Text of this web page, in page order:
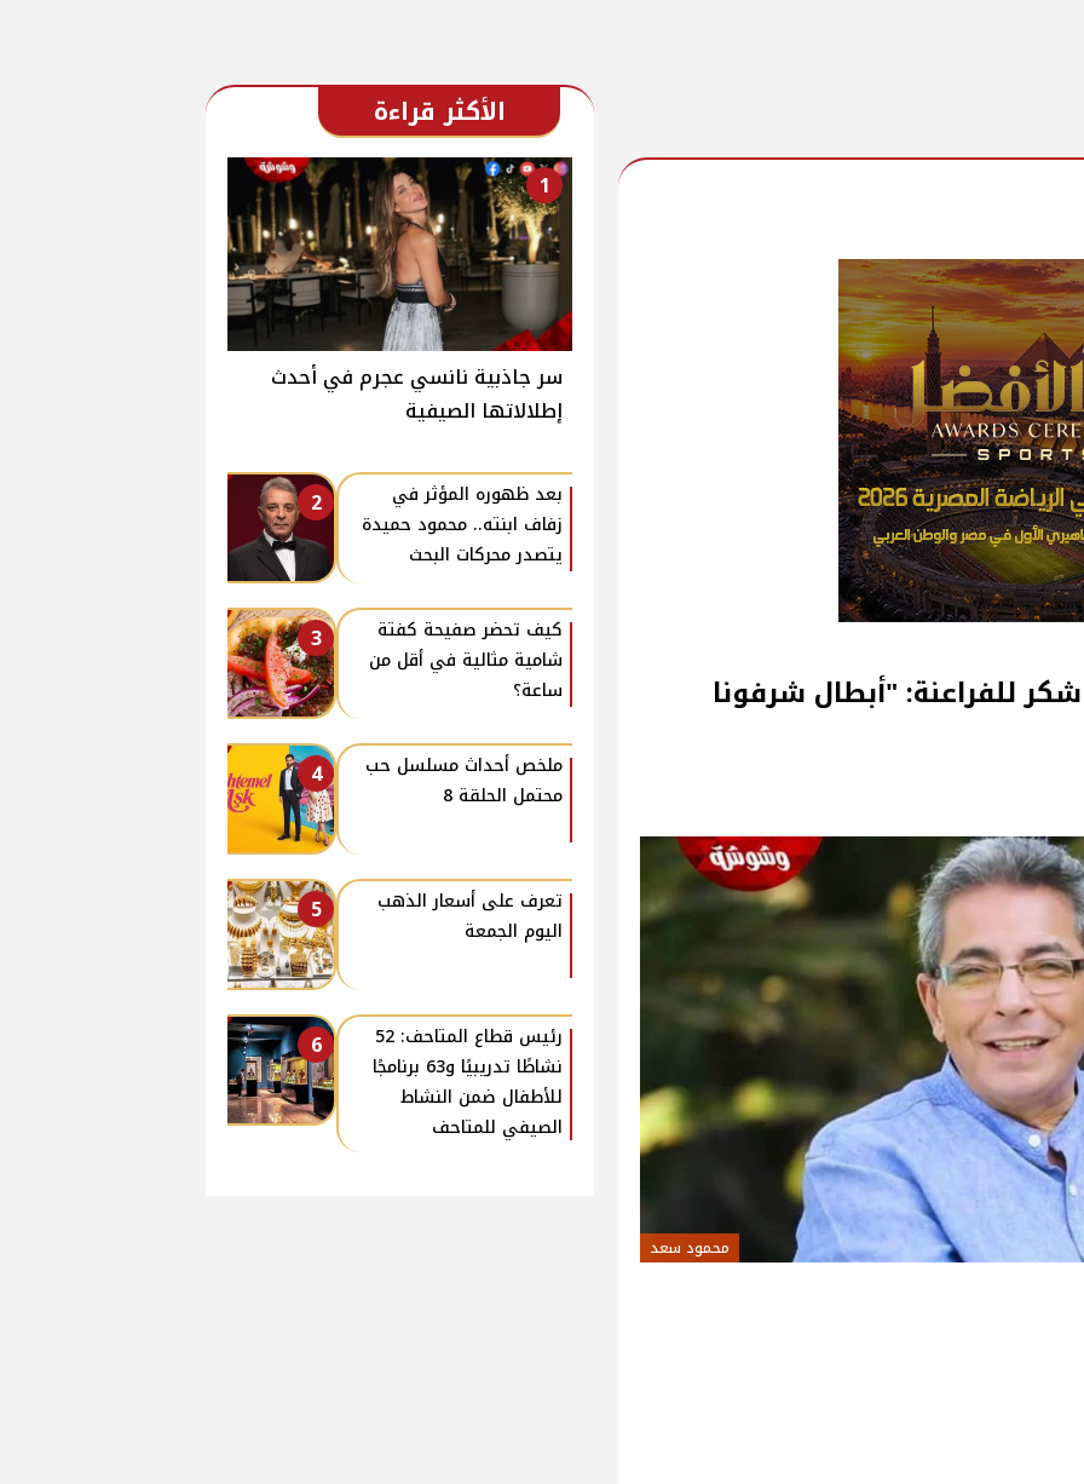
للفراعنة: "أبطال شرفونا
محمود سعد
الأكثر قراءة
1
سر جاذبية نانسي عجرم في أحدث
إطلالاتها الصيفية
2
بعد ظهوره المؤثر في
زفاف ابنته.. محمود حميدة
يتصدر محركات البحث
3
كيف تحضر صفيحة كفتة
شامية مثالية في أقل من
ساعة؟
4
ملخص أحداث مسلسل حب
محتمل الحلقة 8
5
تعرف على أسعار الذهب
اليوم الجمعة
6
رئيس قطاع المتاحف: 52
نشاطًا تدريبيًا و63 برنامجًا
للأطفال ضمن النشاط
الصيفي للمتاحف